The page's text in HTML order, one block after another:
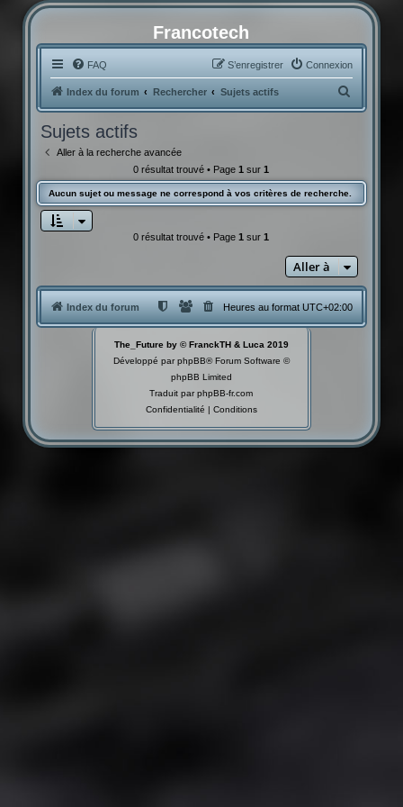
Francotech
FAQ Connexion
S’enregistrer
Index du forum Rechercher Sujets actifs
e
e
r
Sujets actifs
Aller à la recherche avancée
0 résultat trouvé • Page1 sur1
Aucun sujet ou message ne correspond à vos critères de recherche.
0 résultat trouvé • Page1 sur1
Aller à
Index du forum Heures au formatUTC+02:00
The_Future by © FranckTH & Luca 2019
Développé parphpBB® Forum Software ©
phpBB Limited
Traduit parphpBB-fr.com
Confidentialité | Conditions